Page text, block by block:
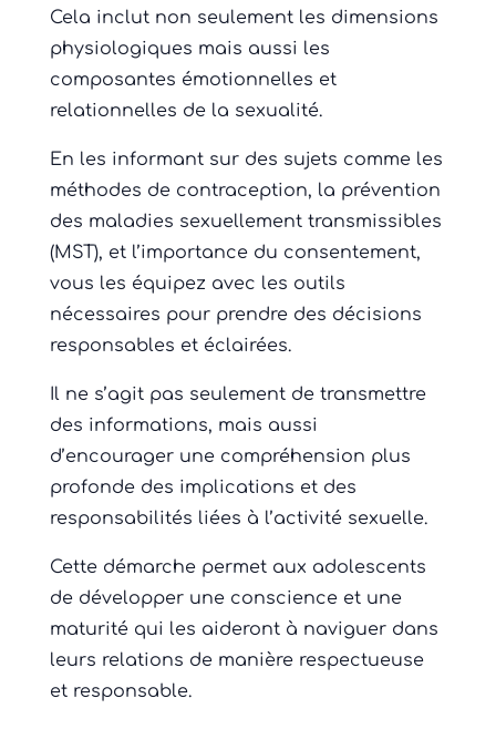
Cela inclut non seulement les dimensions
physiologiques mais aussi les
composantes émotionnelles et
relationnelles de la sexualité.
En les informant sur des sujets comme les
méthodes de contraception, la prévention
des maladies sexuellement transmissibles
(MST), et l’importance du consentement,
vous les équipez avec les outils
nécessaires pour prendre des décisions
responsables et éclairées.
Il ne s’agit pas seulement de transmettre
des informations, mais aussi
d’encourager une compréhension plus
profonde des implications et des
responsabilités liées à l’activité sexuelle.
Cette démarche permet aux adolescents
de développer une conscience et une
maturité qui les aideront à naviguer dans
leurs relations de manière respectueuse
et responsable.